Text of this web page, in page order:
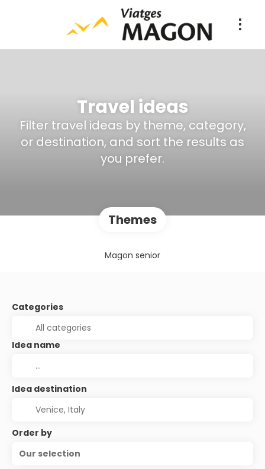
Travel ideas
Filter travel ideas by theme, category,
or destination, and sort the results as
you prefer.
Themes
Magon senior
Categories
Idea name
Idea destination
Order by
Our selection